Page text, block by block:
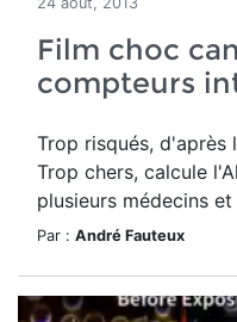
Film choc
compteurs
Trop risqués, d'après
Trop chers, calcule
plusieurs médecins
Par : André Fauteux